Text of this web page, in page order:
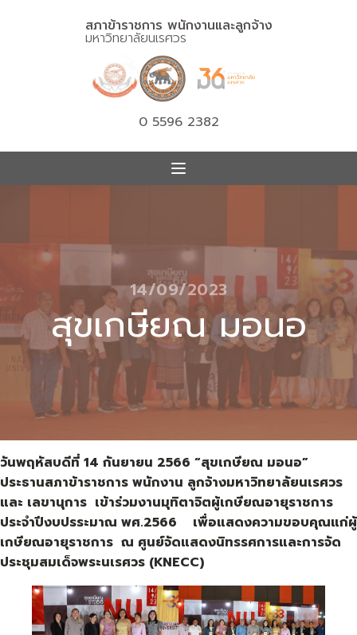
สภาข้าราชการ พนักงานและลูกจ้าง
มหาวิทยาลัยนเรศวร
0 5596 2382
14/09/2023
สุขเกษียณ มอนอ
วันพฤหัสบดีที่ 14 กันยายน 2566 “สุขเกษียณ มอนอ”
ประธานสภาข้าราชการ พนักงาน ลูกจ้างมหาวิทยาลัยนเรศวร
และ เลขานุการ เข้าร่วมงานมุทิตาจิตผู้เกษียณอายุราชการ
ประจำปีงบปรระมาณ พศ.2566 เพื่อแสดงความขอบคุณแก่ผู้
เกษียณอายุราชการ ณ ศูนย์จัดแสดงนิทรรศการและการจัด
ประชุมสมเด็จพระนเรศวร (KNECC)